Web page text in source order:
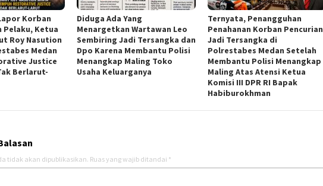
Korban
Pelaku, Ketua
Roy Nasution
Medan
Justice
Berlarut-
Diduga Ada Yang
Menargetkan Wartawan Leo
Sembiring Jadi Tersangka dan
Dpo Karena Membantu Polisi
Menangkap Maling Toko
Usaha Keluarganya
Ternyata, Penangguhan
Penahanan Korban Pencurian
Jadi Tersangka di
Polrestabes Medan Setelah
Membantu Polisi Menangkap
Maling Atas Atensi Ketua
Komisi III DPR RI Bapak
Habiburokhman
tidak akan dipublikasikan. Ruas yang wajib ditandai *